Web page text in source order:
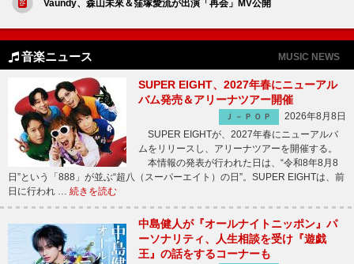
Vaundy、森山未來＆窪塚愛流が出演「再会」MV公開
音楽ニュース MUSIC NEWS
SUPER EIGHT、2027年春にニューアル
バム発売＆アリーナツアー開催
Ｊ－ＰＯＰ
2026年8月8日
SUPER EIGHTが、2027年春にニューアルバ
ムをリリースし、アリーナツアーを開催する。
本情報の発表が行われた日は、“令和8年8月8
日”という「888」が並ぶ“超八（スーパーエイト）の日”。SUPER EIGHTは、前
日に行われ … 続きを読む
中島健人が『オールナイトニッポン』パ
ーソナリティ、人生相談を受け『遊戯
王』の話をするコーナーも